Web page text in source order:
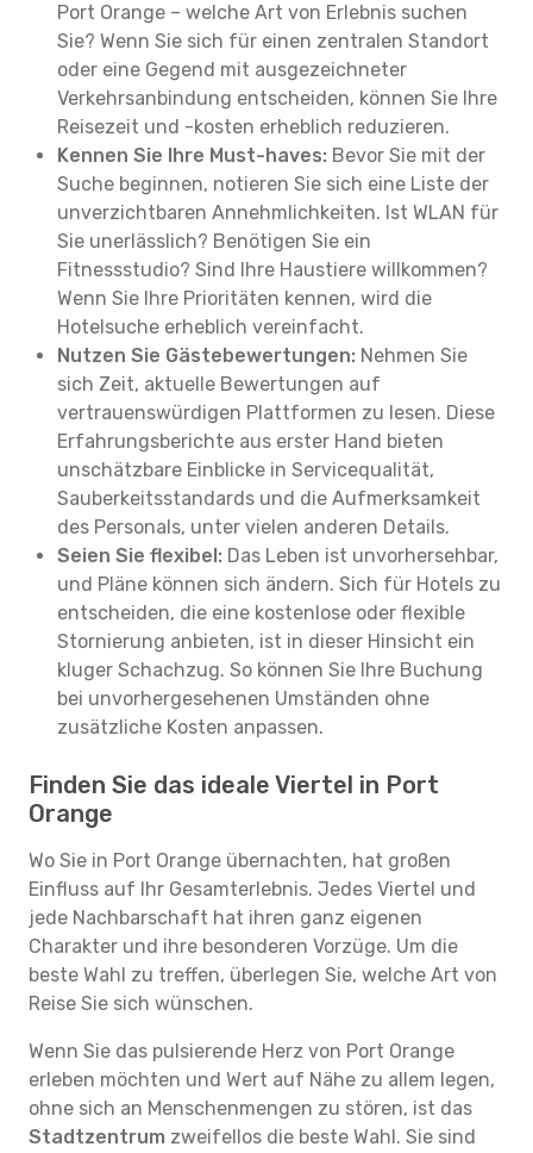
Port Orange – welche Art von Erlebnis suchen
Sie? Wenn Sie sich für einen zentralen Standort
oder eine Gegend mit ausgezeichneter
Verkehrsanbindung entscheiden, können Sie Ihre
Reisezeit und -kosten erheblich reduzieren.
Kennen Sie Ihre Must-haves: Bevor Sie mit der
Suche beginnen, notieren Sie sich eine Liste der
unverzichtbaren Annehmlichkeiten. Ist WLAN für
Sie unerlässlich? Benötigen Sie ein
Fitnessstudio? Sind Ihre Haustiere willkommen?
Wenn Sie Ihre Prioritäten kennen, wird die
Hotelsuche erheblich vereinfacht.
Nutzen Sie Gästebewertungen: Nehmen Sie
sich Zeit, aktuelle Bewertungen auf
vertrauenswürdigen Plattformen zu lesen. Diese
Erfahrungsberichte aus erster Hand bieten
unschätzbare Einblicke in Servicequalität,
Sauberkeitsstandards und die Aufmerksamkeit
des Personals, unter vielen anderen Details.
Seien Sie flexibel: Das Leben ist unvorhersehbar,
und Pläne können sich ändern. Sich für Hotels zu
entscheiden, die eine kostenlose oder flexible
Stornierung anbieten, ist in dieser Hinsicht ein
kluger Schachzug. So können Sie Ihre Buchung
bei unvorhergesehenen Umständen ohne
zusätzliche Kosten anpassen.
Finden Sie das ideale Viertel in Port
Orange
Wo Sie in Port Orange übernachten, hat großen
Einfluss auf Ihr Gesamterlebnis. Jedes Viertel und
jede Nachbarschaft hat ihren ganz eigenen
Charakter und ihre besonderen Vorzüge. Um die
beste Wahl zu treffen, überlegen Sie, welche Art von
Reise Sie sich wünschen.
Wenn Sie das pulsierende Herz von Port Orange
erleben möchten und Wert auf Nähe zu allem legen,
ohne sich an Menschenmengen zu stören, ist das
Stadtzentrum zweifellos die beste Wahl. Sie sind